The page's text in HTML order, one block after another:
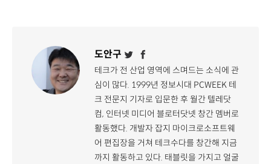
도안구
테크가 전 산업 영역에 스며드는 소식에 관
심이 많다. 1999년 정보시대 PCWEEK 테
크 전문지 기자로 입문한 후 월간 텔레닷
컴, 인터넷 미디어 블로터닷넷 창간 멤버로
활동했다. 개발자 잡지 마이크로소프트웨
어 편집장을 거쳐 테크수다를 창간해 지금
까지 활동하고 있다. 태블릿을 가지고 얼굴